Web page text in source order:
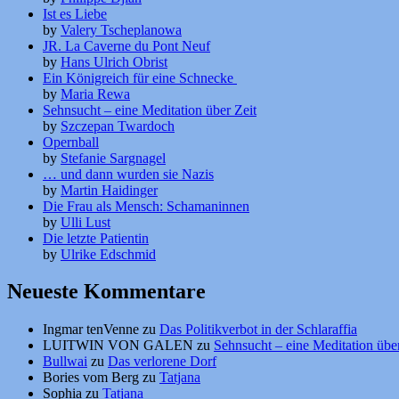
Ist es Liebe
by Valery Tscheplanowa
JR. La Caverne du Pont Neuf
by Hans Ulrich Obrist
Ein Königreich für eine Schnecke
by Maria Rewa
Sehnsucht – eine Meditation über Zeit
by Szczepan Twardoch
Opernball
by Stefanie Sargnagel
… und dann wurden sie Nazis
by Martin Haidinger
Die Frau als Mensch: Schamaninnen
by Ulli Lust
Die letzte Patientin
by Ulrike Edschmid
Neueste Kommentare
Ingmar tenVenne zu Das Politikverbot in der Schlaraffia
LUITWIN VON GALEN zu Sehnsucht – eine Meditation
Bullwai zu Das verlorene Dorf
Bories vom Berg zu Tatjana
Sophia zu Tatjana